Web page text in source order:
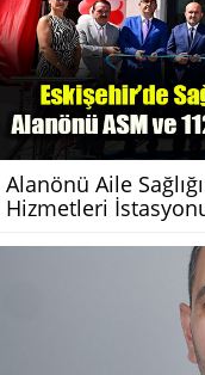
Alanönü Aile
Hizmetleri